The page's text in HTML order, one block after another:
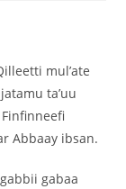
mul’ate
ta’uu
Abbaay ibsan.
gabaa